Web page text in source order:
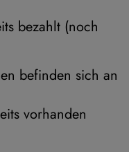
bezahlt (noch
befinden sich an
vorhanden